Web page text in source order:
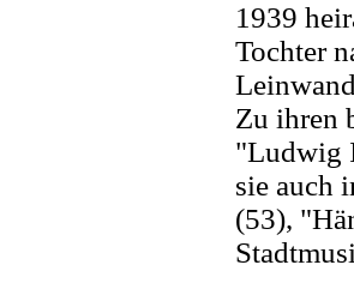
1939
Tochter
Zu ihren
"Ludwig
sie auch
(53),